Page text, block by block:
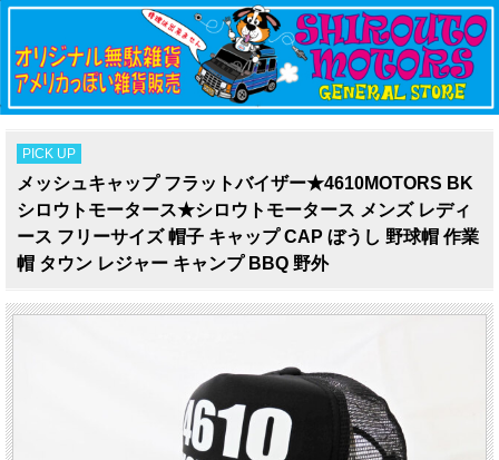
PICK UP
メッシュキャップ フラットバイザー★4610MOTORS BK
シロウトモータース★シロウトモータース メンズ レディ
ース フリーサイズ 帽子 キャップ CAP ぼうし 野球帽 作業
帽 タウン レジャー キャンプ BBQ 野外